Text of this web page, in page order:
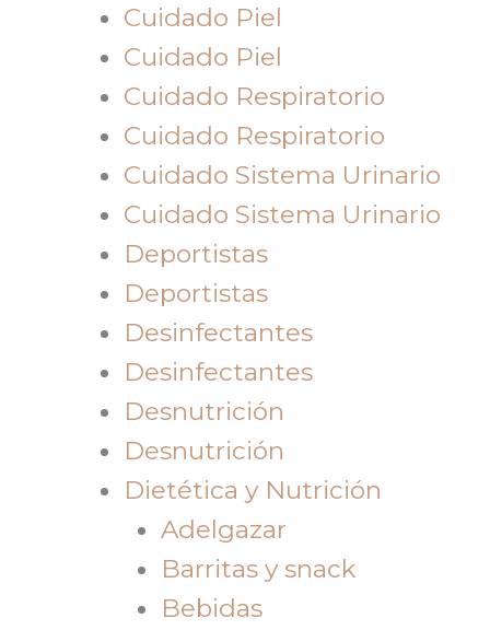
Cuidado Piel
Cuidado Piel
Cuidado Respiratorio
Cuidado Respiratorio
Cuidado Sistema Urinario
Cuidado Sistema Urinario
Deportistas
Deportistas
Desinfectantes
Desinfectantes
Desnutrición
Desnutrición
Dietética y Nutrición
Adelgazar
Barritas y snack
Bebidas